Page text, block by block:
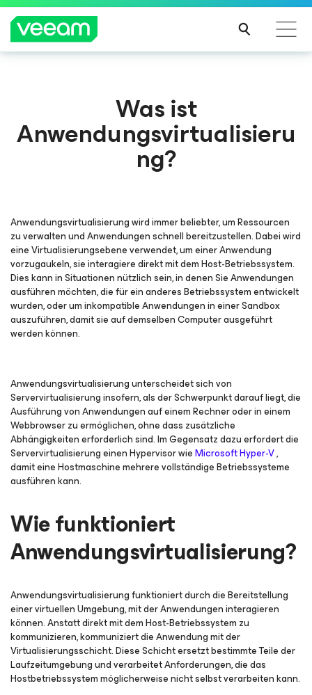
Update von CrowdStrike betroffen sind
MEH
R
Was ist
Anwendungsvirtualisieru
ng?
Anwendungsvirtualisierung wird immer beliebter, um Ressourcen
zu verwalten und Anwendungen schnell bereitzustellen. Dabei wird
eine Virtualisierungsebene verwendet, um einer Anwendung
vorzugaukeln, sie interagiere direkt mit dem Host-Betriebssystem.
Dies kann in Situationen nützlich sein, in denen Sie Anwendungen
ausführen möchten, die für ein anderes Betriebssystem entwickelt
wurden, oder um inkompatible Anwendungen in einer Sandbox
auszuführen, damit sie auf demselben Computer ausgeführt
werden können.
Anwendungsvirtualisierung unterscheidet sich von
Servervirtualisierung insofern, als der Schwerpunkt darauf liegt, die
Ausführung von Anwendungen auf einem Rechner oder in einem
Webbrowser zu ermöglichen, ohne dass zusätzliche
Abhängigkeiten erforderlich sind. Im Gegensatz dazu erfordert die
Servervirtualisierung einen Hypervisor wieMicrosoft Hyper-V,
damit eine Hostmaschine mehrere vollständige Betriebssysteme
ausführen kann.
Wie funktioniert
Anwendungsvirtualisierung?
Anwendungsvirtualisierung funktioniert durch die Bereitstellung
einer virtuellen Umgebung, mit der Anwendungen interagieren
können. Anstatt direkt mit dem Host-Betriebssystem zu
kommunizieren, kommuniziert die Anwendung mit der
Virtualisierungsschicht. Diese Schicht ersetzt bestimmte Teile der
Laufzeitumgebung und verarbeitet Anforderungen, die das
Hostbetriebssystem möglicherweise nicht selbst verarbeiten kann.